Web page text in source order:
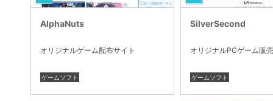
AlphaNuts
オリジナルゲーム配布サイト
ゲームソフト
SilverSecond
オリジナルPCゲーム販売
ゲームソフト